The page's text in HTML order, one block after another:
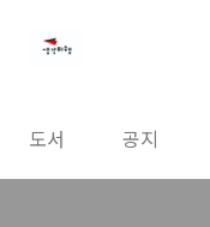
도서 공지